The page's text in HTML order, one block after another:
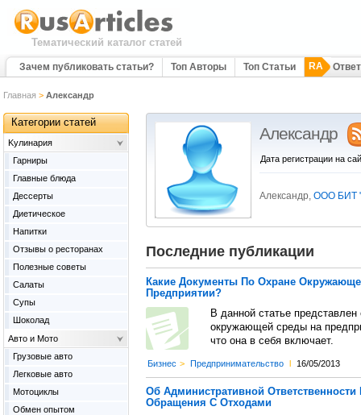
Тематический каталог статей
Зачем публиковать статьи? Топ Авторы Топ Статьи RA
Главная > Александр
Александр
Дата регистрации на
Александр, ООО БИТ
Последние публикации
Какие Документы По Охране
Предприятии?
В данной статье
окружающей среды на
что она в себя включает.
Бизнес > Предпринимательство l 16/05/2013
Об Административной Ответственности
Обращения С Отходами
Категории статей
Kулинария
Гарниры
Главные блюда
Дессерты
Диетическое
Напитки
Отзывы о ресторанах
Полезные советы
Салаты
Супы
Шоколад
Авто и Мото
Грузовые авто
Легковые авто
Мотоциклы
Обмен опытом